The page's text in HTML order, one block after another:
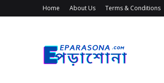
Home About Us Terms & Conditions